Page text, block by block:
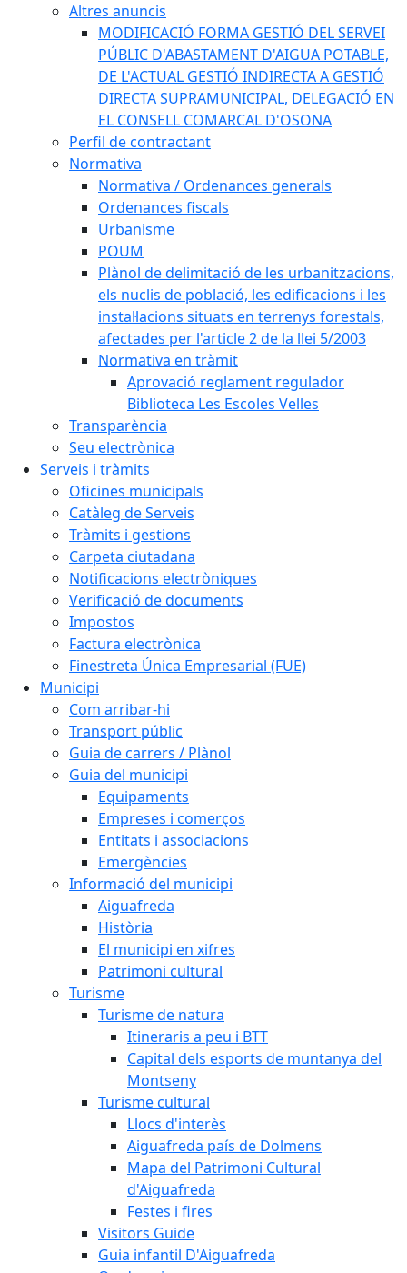
Altres anuncis
MODIFICACIÓ FORMA GESTIÓ DEL SERVEI
PÚBLIC D'ABASTAMENT D'AIGUA POTABLE,
DE L'ACTUAL GESTIÓ INDIRECTA A GESTIÓ
DIRECTA SUPRAMUNICIPAL, DELEGACIÓ EN
EL CONSELL COMARCAL D'OSONA
Perfil de contractant
Normativa
Normativa / Ordenances generals
Ordenances fiscals
Urbanisme
POUM
Plànol de delimitació de les urbanitzacions,
els nuclis de població, les edificacions i les
instal·lacions situats en terrenys forestals,
afectades per l'article 2 de la llei 5/2003
Normativa en tràmit
Aprovació reglament regulador
Biblioteca Les Escoles Velles
Transparència
Seu electrònica
Serveis i tràmits
Oficines municipals
Catàleg de Serveis
Tràmits i gestions
Carpeta ciutadana
Notificacions electròniques
Verificació de documents
Impostos
Factura electrònica
Finestreta Única Empresarial (FUE)
Municipi
Com arribar-hi
Transport públic
Guia de carrers / Plànol
Guia del municipi
Equipaments
Empreses i comerços
Entitats i associacions
Emergències
Informació del municipi
Aiguafreda
Història
El municipi en xifres
Patrimoni cultural
Turisme
Turisme de natura
Itineraris a peu i BTT
Capital dels esports de muntanya del
Montseny
Turisme cultural
Llocs d'interès
Aiguafreda país de Dolmens
Mapa del Patrimoni Cultural
d'Aiguafreda
Festes i fires
Visitors Guide
Guia infantil D'Aiguafreda